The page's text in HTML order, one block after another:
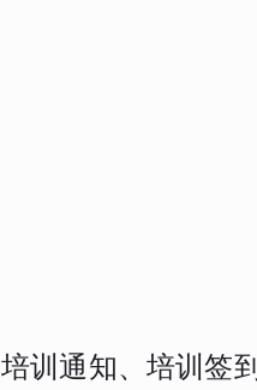
培训通知、培训签